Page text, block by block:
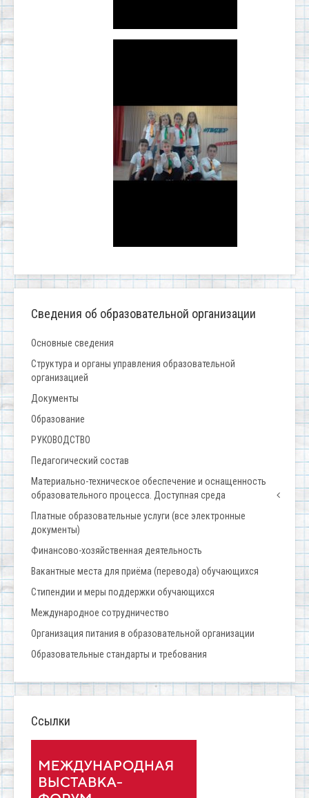
Сведения об образовательной организации
Основные сведения
Структура и органы управления образовательной
организацией
Документы
Образование
РУКОВОДСТВО
Педагогический состав
Материально-техническое обеспечение и оснащенность
образовательного процесса. Доступная среда
Платные образовательные услуги (все электронные
документы)
Финансово-хозяйственная деятельность
Вакантные места для приёма (перевода) обучающихся
Стипендии и меры поддержки обучающихся
Международное сотрудничество
Организация питания в образовательной организации
Образовательные стандарты и требования
Ссылки